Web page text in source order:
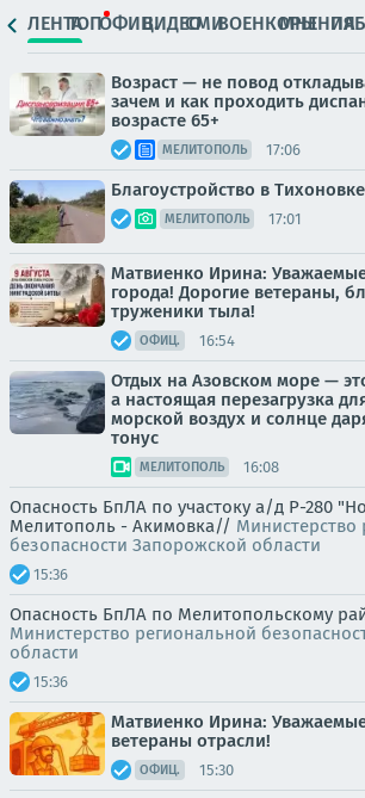
ЛЕНТАТОПОФИЦ.ВИДЕОСМИВОЕНКОРЫМНЕНИЯ
Возраст — не повод
зачем и как проходить
возрасте 65+
МЕЛИТОПОЛЬ 17:06
Благоустройство в
МЕЛИТОПОЛЬ 17:01
Матвиенко Ирина:
города! Дорогие ветераны,
труженики тыла!
ОФИЦ. 16:54
Отдых на Азовском море —
а настоящая перезагрузка
морской воздух и солнце
тонус
МЕЛИТОПОЛЬ 16:08
Опасность БпЛА по участоку а/д Р-280
Мелитополь - Акимовка// Министерство
безопасности Запорожской области
15:36
Опасность БпЛА по Мелитопольскому
Министерство региональной
области
15:36
Матвиенко Ирина:
ветераны отрасли!
ОФИЦ. 15:30